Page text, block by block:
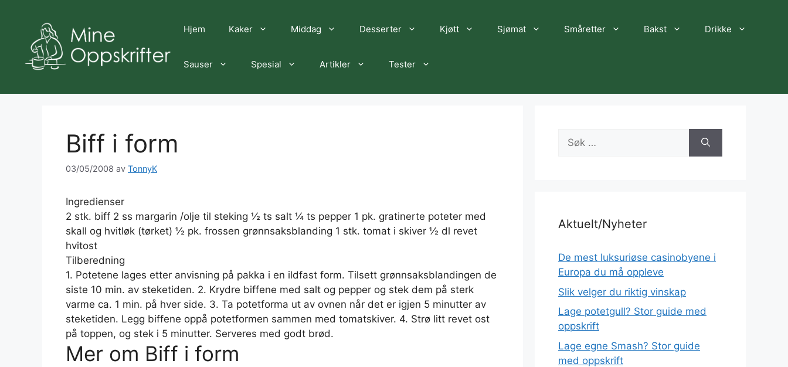
Hjem Kaker Middag Desserter Kjøtt Sjømat Småretter Bakst Drikke
Sauser Spesial Artikler Tester
Biff i form
03/05/2008 av TonnyK
Ingredienser
2 stk. biff 2 ss margarin /olje til steking ½ ts salt ¼ ts pepper 1 pk. gratinerte poteter med
skall og hvitløk (tørket) ½ pk. frossen grønnsaksblanding 1 stk. tomat i skiver ½ dl revet
hvitost
Tilberedning
1. Potetene lages etter anvisning på pakka i en ildfast form. Tilsett grønnsaksblandingen de
siste 10 min. av steketiden. 2. Krydre biffene med salt og pepper og stek dem på sterk
varme ca. 1 min. på hver side. 3. Ta potetforma ut av ovnen når det er igjen 5 minutter av
steketiden. Legg biffene oppå potetformen sammen med tomatskiver. 4. Strø litt revet ost
på toppen, og stek i 5 minutter. Serveres med godt brød.
Mer om Biff i form
Søk
etter:
Aktuelt/Nyheter
De mest luksuriøse casinobyene i
Europa du må oppleve
Slik velger du riktig vinskap
Lage potetgull? Stor guide med
oppskrift
Lage egne Smash? Stor guide
med oppskrift